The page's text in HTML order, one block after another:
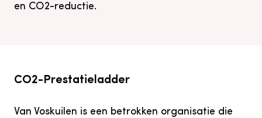
en CO2-reductie.
CO2-Prestatieladder
Van Voskuilen is een betrokken organisatie die